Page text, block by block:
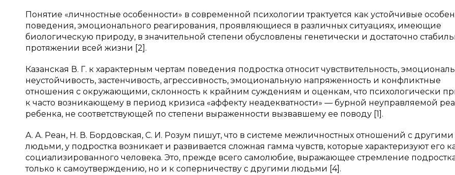
Понятие «личностные особенности» в современной психологии трактуется как устойчивые
поведения, эмоционального реагирования, проявляющиеся в различных ситуациях, имеющие
биологическую природу, в значительной степени обусловлены генетически и достаточно
протяжении всей жизни [2].
Казанская В. Г. к характерным чертам поведения подростка относит чувствительность,
неустойчивость, застенчивость, агрессивность, эмоциональную напряженность и конфликтные
отношения с окружающими, склонность к крайним суждениям и оценкам, что психологически
к часто возникающему в период кризиса «аффекту неадекватности» — бурной неуправляемой
ребенка, не соответствующей по степени выраженности вызвавшему ее поводу [1].
А. А. Реан, Н. В. Бордовская, С. И. Розум пишут, что в системе межличностных отношений с другими
людьми, у подростка возникает и развивается сложная гамма чувств, которые характеризуют его
социализированного человека. Это, прежде всего самолюбие, выражающее стремление
только к самоутверждению, но и к соперничеству с другими людьми [4].